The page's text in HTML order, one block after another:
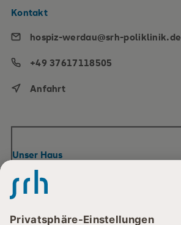
Unser Haus
Ihr Aufenthalt
Kontakt
hospiz-werdau@srh-poliklinik.de
+49 37617118505
Anfahrt